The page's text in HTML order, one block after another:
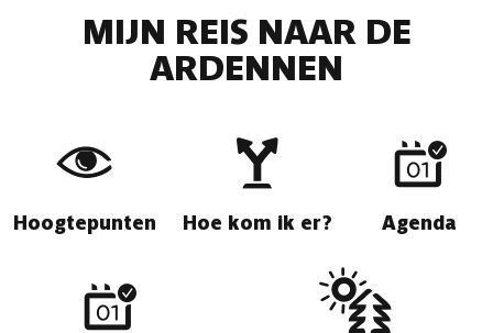
MIJN REIS NAAR DE
ARDENNEN
Hoogtepunten Hoe kom ik er? Agenda